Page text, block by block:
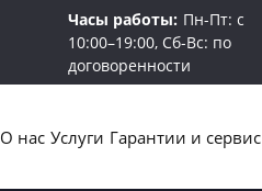
Часы работы: Пн-Пт: с
10:00–19:00, Сб-Вс: по
договоренности
О нас Услуги Гарантии и сервис